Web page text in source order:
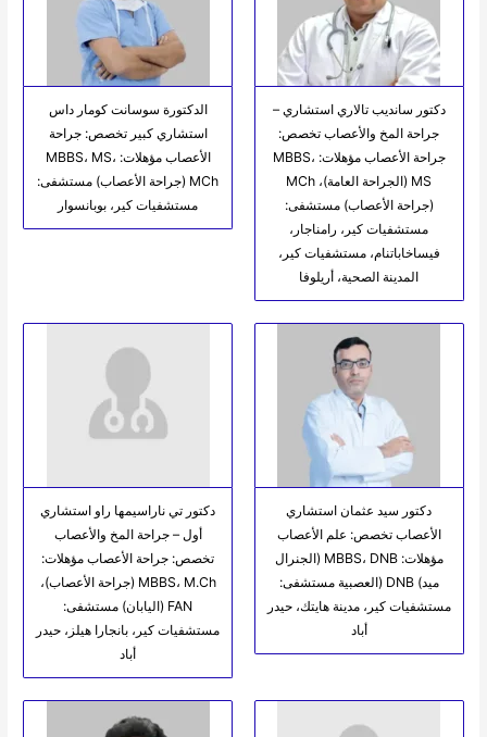
دكتور سانديب تالاري استشاري –
جراحة المخ والأعصاب تخصص:
جراحة الأعصاب مؤهلات: MBBS،
MS (الجراحة العامة)، MCh
(جراحة الأعصاب) مستشفى:
مستشفيات كير، رامناجار،
فيساخاباتنام، مستشفيات كير،
المدينة الصحية، أريلوفا
الدكتورة سوسانت كومار داس
استشاري كبير تخصص: جراحة
الأعصاب مؤهلات: MBBS، MS،
MCh (جراحة الأعصاب) مستشفى:
مستشفيات كير، بوبانسوار
دكتور سيد عثمان استشاري
الأعصاب تخصص: علم الأعصاب
مؤهلات: MBBS، DNB (الجنرال
ميد) DNB (العصبية مستشفى:
مستشفيات كير، مدينة هايتك، حيدر
أباد
دكتور تي ناراسيمها راو استشاري
أول – جراحة المخ والأعصاب
تخصص: جراحة الأعصاب مؤهلات:
MBBS، M.Ch (جراحة الأعصاب)،
FAN (اليابان) مستشفى:
مستشفيات كير، بانجارا هيلز، حيدر
أباد